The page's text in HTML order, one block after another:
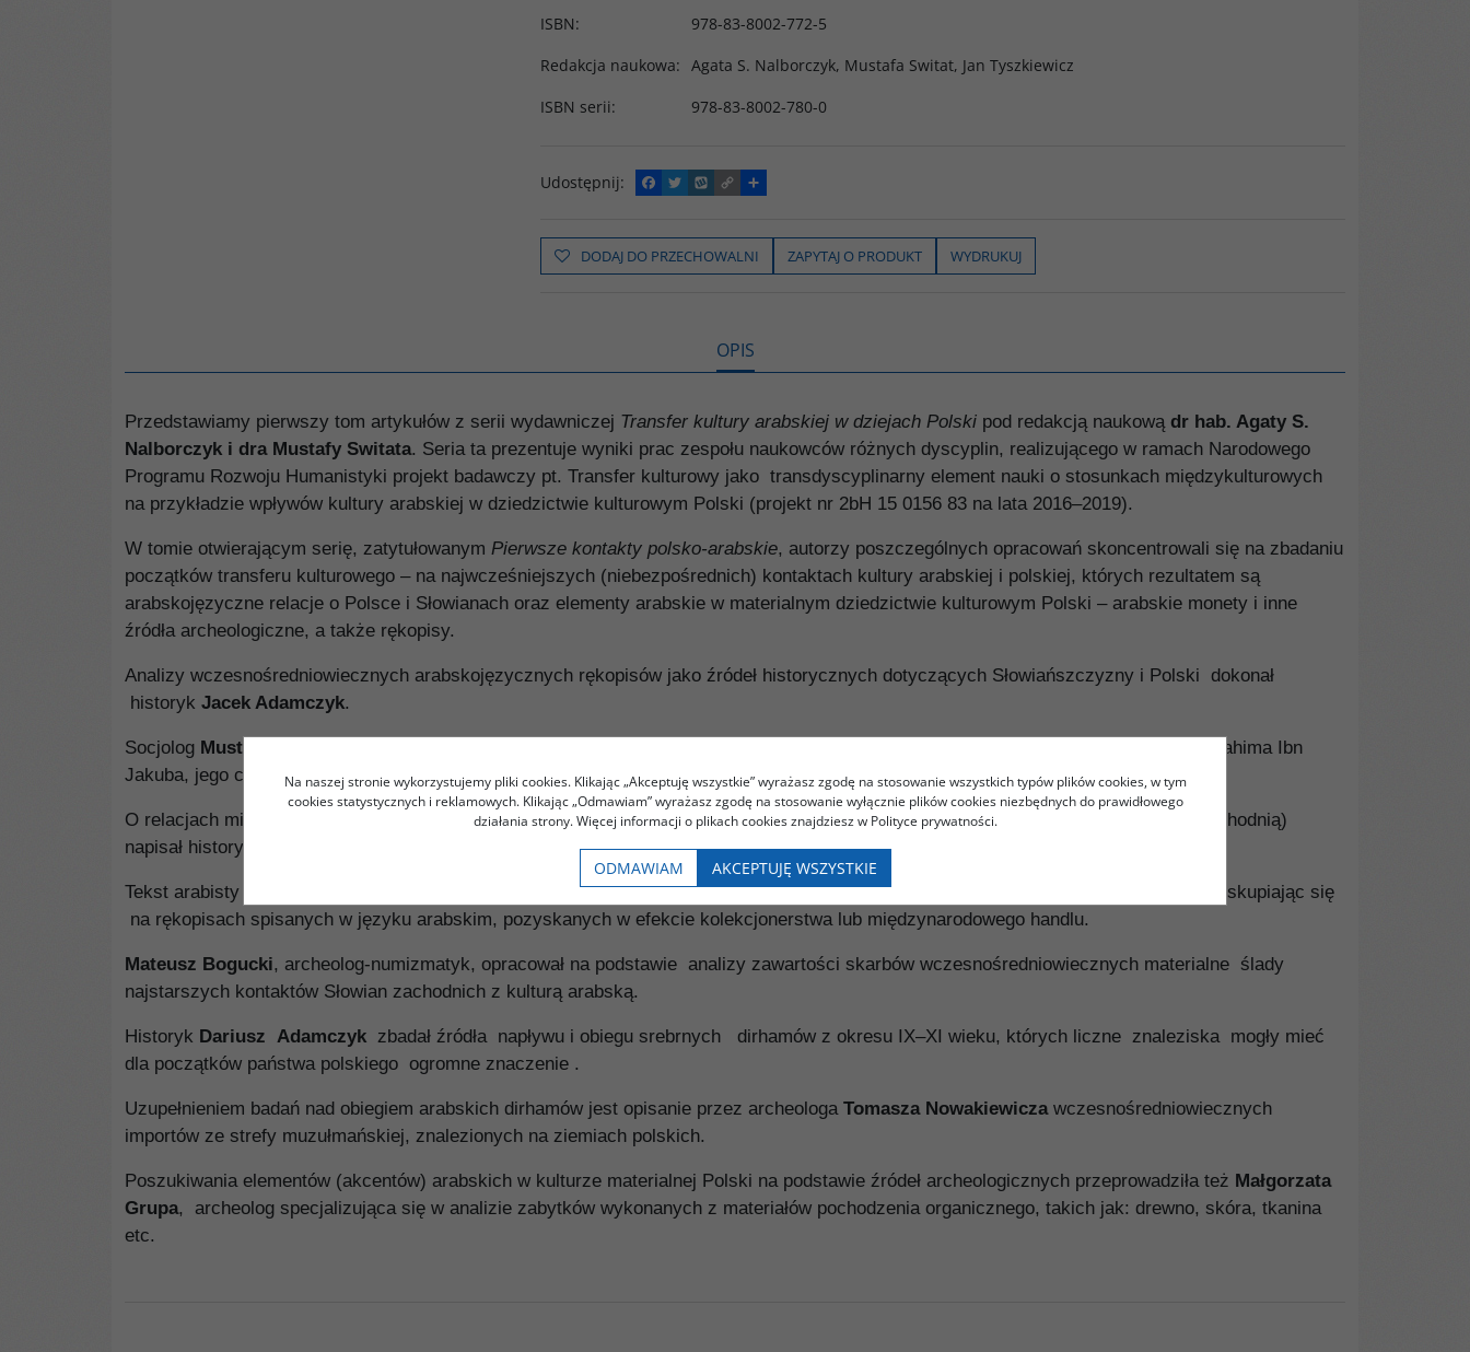
ISBN:
978-83-8002-772-5
Redakcja naukowa: Agata S. Nalborczyk, Mustafa Switat, Jan Tyszkiewicz
ISBN serii: 978-83-8002-780-0
Udostępnij:
F
a
e
b
o
T
w
t
t
e
W
y
o
p
C
o
y
L
i
P
o
z
i
e
ę
DODAJ DO PRZECHOWALNI ZAPYTAJ O PRODUKT WYDRUKUJ
OPIS
Przedstawiamy pierwszy tom artykułów z serii wydawniczej Transfer kultury arabskiej w dziejach Polski pod redakcją naukowądr hab. Agaty S.
Nalborczyk i dra Mustafy Switata. Seria ta prezentuje wyniki prac zespołu naukowców różnych dyscyplin, realizującego w ramach Narodowego
Programu Rozwoju Humanistyki projekt badawczy pt. Transfer kulturowy jako transdyscyplinarny element nauki o stosunkach międzykulturowych
na przykładzie wpływów kultury arabskiej w dziedzictwie kulturowym Polski (projekt nr 2bH 15 0156 83 na lata 2016–2019).
W tomie otwierającym serię, zatytułowanym Pierwsze kontakty polsko-arabskie, autorzy poszczególnych opracowań skoncentrowali się na zbadaniu
początków transferu kulturowego – na najwcześniejszych (niebezpośrednich) kontaktach kultury arabskiej i polskiej, których rezultatem są
arabskojęzyczne relacje o Polsce i Słowianach oraz elementy arabskie w materialnym dziedzictwie kulturowym Polski – arabskie monety i inne
źródła archeologiczne, a także rękopisy.
Analizy wczesnośredniowiecznych arabskojęzycznych rękopisów jako źródeł historycznych dotyczących Słowiańszczyzny i Polski dokonał
historyk Jacek Adamczyk.
Socjolog Mustafa Switat
zbadał kontrowersje dotyczące pochodzenia podróżnika, piszącego w języku arabskim Żyda z Andaluzji, Ibrahima Ibn
Jakuba, jego członkostwa w poselstwie do cesarza Ottona I i celu wyprawy do Europy.
O relacjach między Al-Andalus a Słowiańszczyzną (czy raczej między muzułmańskim kalifatem hiszpańskim a Europą Środkowo-Wschodnią)
napisał historyk-arabista
Tekst arabisty
prezentuje przegląd elementów arabsko-muzułmańskich w polskim dziedzictwie kulturowym, skupiając się
na rękopisach spisanych w języku arabskim, pozyskanych w efekcie kolekcjonerstwa lub międzynarodowego handlu.
Mateusz Bogucki, archeolog-numizmatyk, opracował na podstawie analizy zawartości skarbów wczesnośredniowiecznych materialne ślady
najstarszych kontaktów Słowian zachodnich z kulturą arabską.
Historyk Dariusz Adamczyk zbadał źródła napływu i obiegu srebrnych dirhamów z okresu IX–XI wieku, których liczne znaleziska mogły mieć
dla początków państwa polskiego ogromne znaczenie .
Uzupełnieniem badań nad obiegiem arabskich dirhamów jest opisanie przez archeologa Tomasza Nowakiewiczawczesnośredniowiecznych
importów ze strefy muzułmańskiej, znalezionych na ziemiach polskich.
Poszukiwania elementów (akcentów) arabskich w kulturze materialnej Polski na podstawie źródeł archeologicznych przeprowadziła też Małgorzata
Grupa, archeolog specjalizująca się w analizie zabytków wykonanych z materiałów pochodzenia organicznego, takich jak: drewno, skóra, tkanina
etc.
Na naszej stronie wykorzystujemy pliki cookies. Klikając „Akceptuję wszystkie” wyrażasz zgodę na stosowanie wszystkich typów plików cookies, w tym
cookies statystycznych i reklamowych. Klikając „Odmawiam” wyrażasz zgodę na stosowanie wyłącznie plików cookies niezbędnych do prawidłowego
działania strony. Więcej informacji o plikach cookies znajdziesz w Polityce prywatności.
ODMAWIAM AKCEPTUJĘ WSZYSTKIE